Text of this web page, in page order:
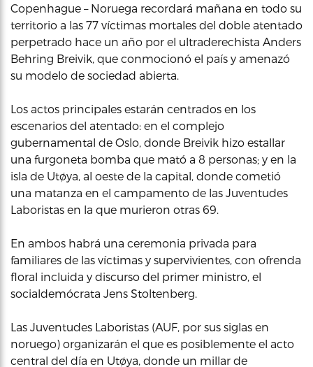
Copenhague – Noruega recordará mañana en todo su
territorio a las 77 víctimas mortales del doble atentado
perpetrado hace un año por el ultraderechista Anders
Behring Breivik, que conmocionó el país y amenazó
su modelo de sociedad abierta.
Los actos principales estarán centrados en los
escenarios del atentado: en el complejo
gubernamental de Oslo, donde Breivik hizo estallar
una furgoneta bomba que mató a 8 personas; y en la
isla de Utøya, al oeste de la capital, donde cometió
una matanza en el campamento de las Juventudes
Laboristas en la que murieron otras 69.
En ambos habrá una ceremonia privada para
familiares de las víctimas y supervivientes, con ofrenda
floral incluida y discurso del primer ministro, el
socialdemócrata Jens Stoltenberg.
Las Juventudes Laboristas (AUF, por sus siglas en
noruego) organizarán el que es posiblemente el acto
central del día en Utøya, donde un millar de